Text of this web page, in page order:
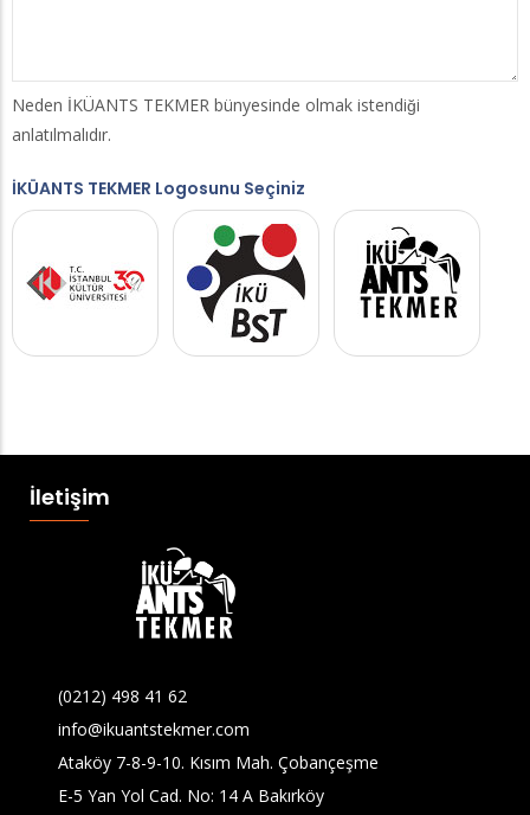
Neden İKÜANTS TEKMER bünyesinde olmak istendiği
anlatılmalıdır.
İKÜANTS TEKMER Logosunu Seçiniz
İletişim
(0212) 498 41 62
info@ikuantstekmer.com
Ataköy 7-8-9-10. Kısım Mah. Çobançeşme
E-5 Yan Yol Cad. No: 14 A Bakırköy